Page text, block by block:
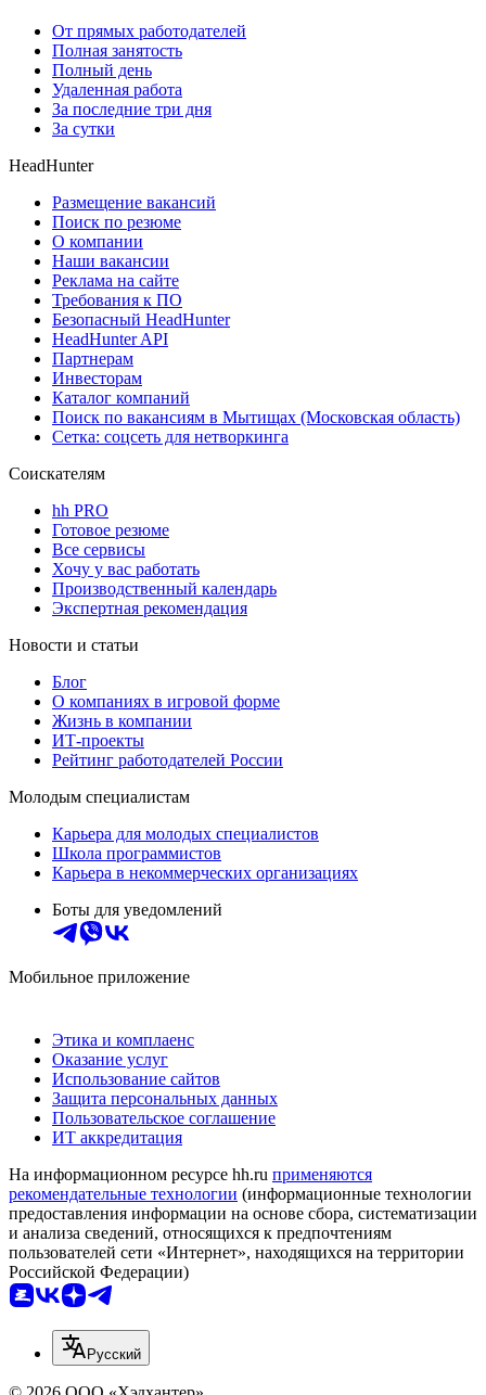
От прямых работодателей
Полная занятость
Полный день
Удаленная работа
За последние три дня
За сутки
HeadHunter
Размещение вакансий
Поиск по резюме
О компании
Наши вакансии
Реклама на сайте
Требования к ПО
Безопасный HeadHunter
HeadHunter API
Партнерам
Инвесторам
Каталог компаний
Поиск по вакансиям в Мытищах (Московская область)
Сетка: соцсеть для нетворкинга
Соискателям
hh PRO
Готовое резюме
Все сервисы
Хочу у вас работать
Производственный календарь
Экспертная рекомендация
Новости и статьи
Блог
О компаниях в игровой форме
Жизнь в компании
ИТ-проекты
Рейтинг работодателей России
Молодым специалистам
Карьера для молодых специалистов
Школа программистов
Карьера в некоммерческих организациях
Боты для уведомлений
Мобильное приложение
Этика и комплаенс
Оказание услуг
Использование сайтов
Защита персональных данных
Пользовательское соглашение
ИТ аккредитация
На информационном ресурсе hh.ru применяются
рекомендательные технологии (информационные технологии
предоставления информации на основе сбора, систематизации
и анализа сведений, относящихся к предпочтениям
пользователей сети «Интернет», находящихся на территории
Российской Федерации)
Русский